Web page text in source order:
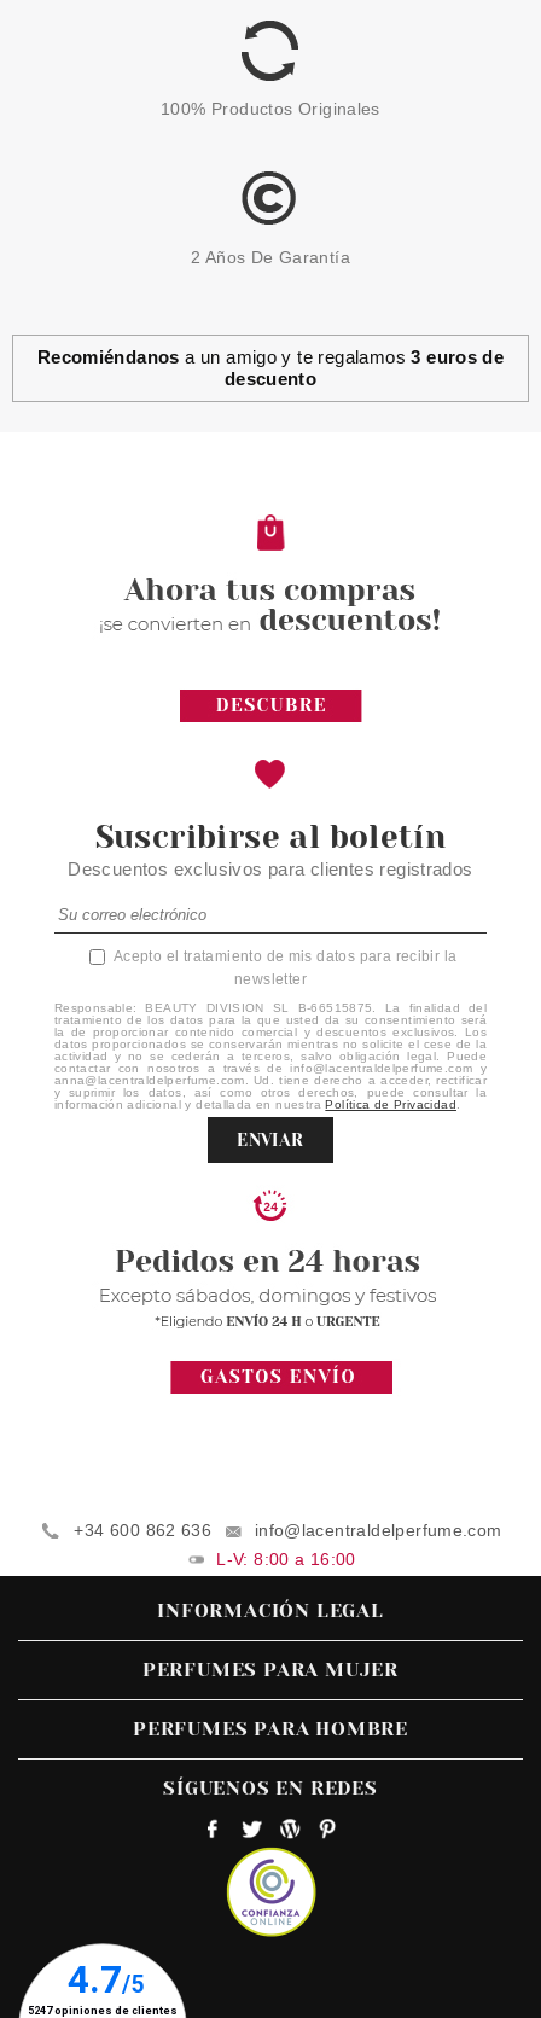
100% Productos Originales
2 Años De Garantía
Recomiéndanos a un amigo y te regalamos3 euros de
descuento
Suscribirse al boletín
Descuentos exclusivos para clientes registrados
Acepto el tratamiento de mis datos para recibir la
newsletter
Responsable: BEAUTY DIVISION SL B-66515875. La finalidad del
tratamiento de los datos para la que usted da su consentimiento será
la de proporcionar contenido comercial y descuentos exclusivos. Los
datos proporcionados se conservarán mientras no solicite el cese de la
actividad y no se cederán a terceros, salvo obligación legal. Puede
contactar con nosotros a través de info@lacentraldelperfume.com y
anna@lacentraldelperfume.com. Ud. tiene derecho a acceder, rectificar
y suprimir los datos, así como otros derechos, puede consultar la
información adicional y detallada en nuestraPolítica de Privacidad
ENVIAR
+34 600 862 636
info@lacentraldelperfume.com
L-V: 8:00 a 16:00
INFORMACIÓN LEGAL
PERFUMES PARA MUJER
PERFUMES PARA HOMBRE
SÍGUENOS EN REDES